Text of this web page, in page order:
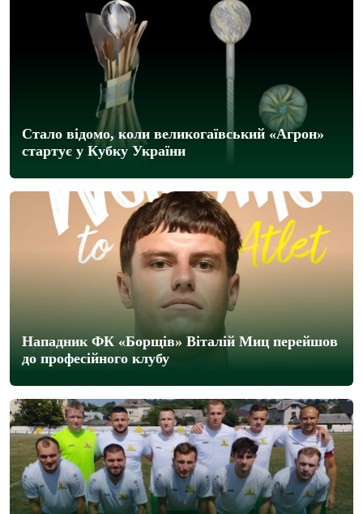
Стало відомо, коли великогаївський «Агрон»
стартує у Кубку України
Нападник ФК «Борщів» Віталій Миц перейшов
до професійного клубу